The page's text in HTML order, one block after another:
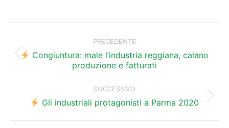
tra
PRECEDENTE
Post
precedente:
Congiuntura: male l’industria reggiana, calano
produzione e fatturati
SUCCESSIVO
Prossimo
post:
Gli industriali protagonisti a Parma 2020